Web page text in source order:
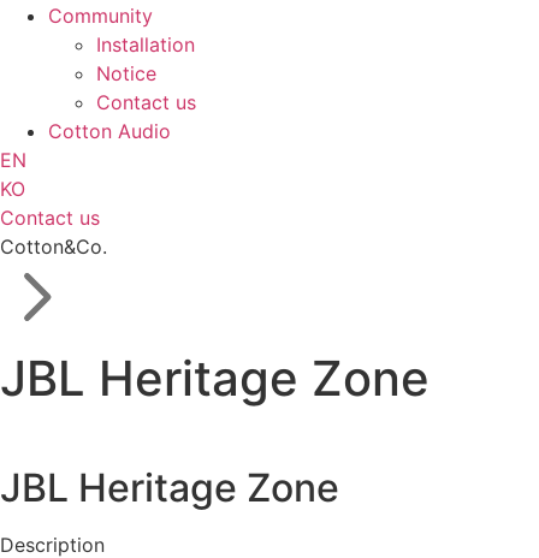
Community
Installation
Notice
Contact us
Cotton Audio
EN
KO
Contact us
Cotton&Co.
JBL Heritage Zone
JBL Heritage Zone
Description